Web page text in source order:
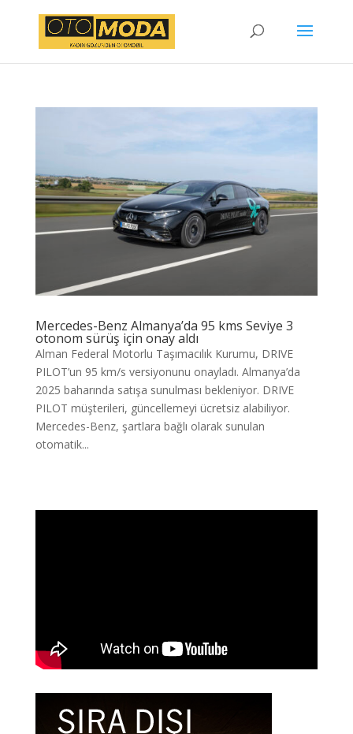
Mercedes-Benz Almanya’da 95 kms Seviye 3
otonom sürüş için onay aldı
Alman Federal Motorlu Taşımacılık Kurumu, DRIVE
PILOT’un 95 km/s versiyonunu onayladı. Almanya’da
2025 baharında satışa sunulması bekleniyor. DRIVE
PILOT müşterileri, güncellemeyi ücretsiz alabiliyor.
Mercedes-Benz, şartlara bağlı olarak sunulan
otomatik...